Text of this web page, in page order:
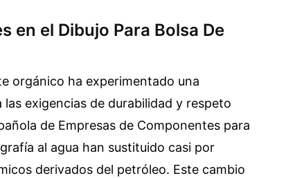
en el Dibujo Para Bolsa De
orgánico ha experimentado una
exigencias de durabilidad y respeto
de Empresas de Componentes para
al agua han sustituido casi por
derivados del petróleo. Este cambio